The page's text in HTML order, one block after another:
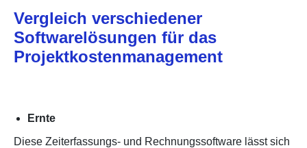
Vergleich verschiedener
Softwarelösungen für das
Projektkostenmanagement
Ernte
Diese Zeiterfassungs- und Rechnungssoftware lässt sich